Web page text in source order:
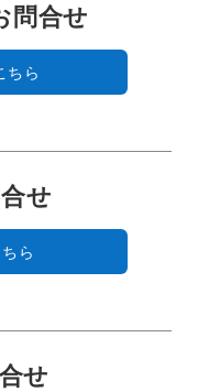
問合せ
ちら
せ
ら
せ